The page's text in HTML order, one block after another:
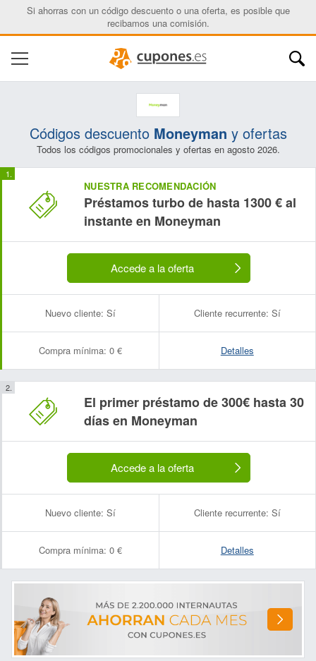
Si ahorras con un código descuento o una oferta, es posible que
recibamos una comisión.
Códigos descuento Moneyman y ofertas
Todos los códigos promocionales y ofertas en agosto 2026.
NUESTRA RECOMENDACIÓN
Préstamos turbo de hasta 1300 € al
instante en Moneyman
Accede a la oferta
Nuevo cliente: Sí Cliente recurrente: Sí
Compra mínima: 0 € Detalles
El primer préstamo de 300€ hasta 30
días en Moneyman
Accede a la oferta
Nuevo cliente: Sí Cliente recurrente: Sí
Compra mínima: 0 € Detalles